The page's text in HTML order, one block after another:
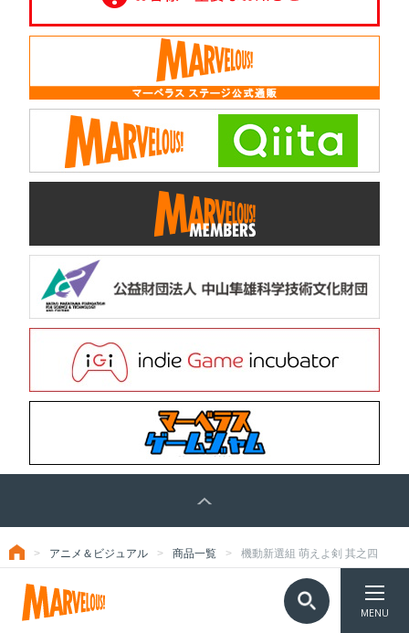
アニメ＆ビジュアル 商品一覧 機動新選組 萌えよ剣 其之四
MENU
トップ TOP